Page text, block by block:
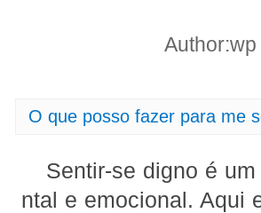
Author:wp
O que posso fazer para me
Sentir-se digno é
ntal e emocional. Aqui